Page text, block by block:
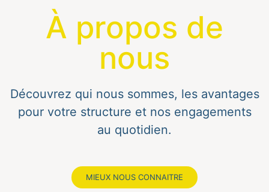
À propos de
nous
Découvrez qui nous sommes, les avantages
pour votre structure et nos engagements
au quotidien.
MIEUX NOUS CONNAITRE